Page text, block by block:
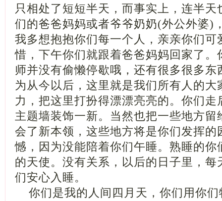
只相处了短短半天，而事实上，连半
们的爸爸妈妈或者爷爷奶奶(外公外婆)
我多想抱抱你们每一个人，亲亲你们可
惜，下午你们就跟着爸爸妈妈回家了。
师并没有偷懒停歇哦，还有很多很多
为从今以后，这里就是我们所有人的
力，把这里打扮得漂漂亮亮的。你们
主题墙装饰一新。当然也把一些地方留
会了新本领，这些地方将是你们发挥的
憾，因为没能陪着你们午睡。熟睡的你
的天使。没有关系，以后的日子里，每
们安心入睡。
你们是我的人间四月天，你们用你们